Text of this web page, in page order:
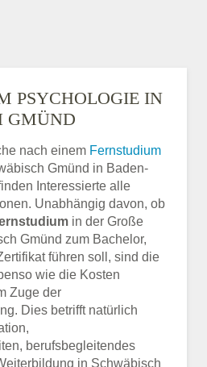
PSYCHOLOGIE IN
GMÜND
nach einem Fernstudium
Gmünd in Baden-
Interessierte alle
Unabhängig davon, ob
in der Große
Gmünd zum Bachelor,
führen soll, sind die
wie die Kosten
Zuge der
Dies betrifft natürlich
berufsbegleitendes
in Schwäbisch